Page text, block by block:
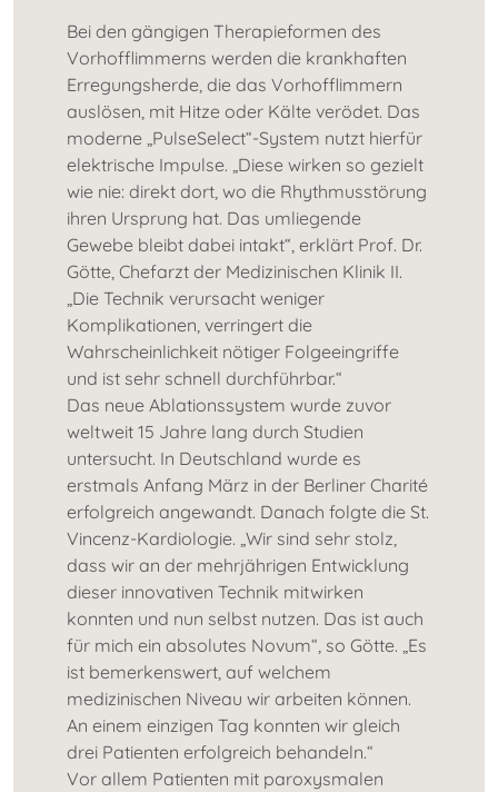
Bei den gängigen Therapieformen des
Vorhofflimmerns werden die krankhaften
Erregungsherde, die das Vorhofflimmern
auslösen, mit Hitze oder Kälte verödet. Das
moderne „PulseSelect“-System nutzt hierfür
elektrische Impulse. „Diese wirken so gezielt
wie nie: direkt dort, wo die Rhythmusstörung
ihren Ursprung hat. Das umliegende
Gewebe bleibt dabei intakt“, erklärt Prof. Dr.
Götte, Chefarzt der Medizinischen Klinik II.
„Die Technik verursacht weniger
Komplikationen, verringert die
Wahrscheinlichkeit nötiger Folgeeingriffe
und ist sehr schnell durchführbar.“
Das neue Ablationssystem wurde zuvor
weltweit 15 Jahre lang durch Studien
untersucht. In Deutschland wurde es
erstmals Anfang März in der Berliner Charité
erfolgreich angewandt. Danach folgte die St.
Vincenz-Kardiologie. „Wir sind sehr stolz,
dass wir an der mehrjährigen Entwicklung
dieser innovativen Technik mitwirken
konnten und nun selbst nutzen. Das ist auch
für mich ein absolutes Novum“, so Götte. „Es
ist bemerkenswert, auf welchem
medizinischen Niveau wir arbeiten können.
An einem einzigen Tag konnten wir gleich
drei Patienten erfolgreich behandeln.“
Vor allem Patienten mit paroxysmalen